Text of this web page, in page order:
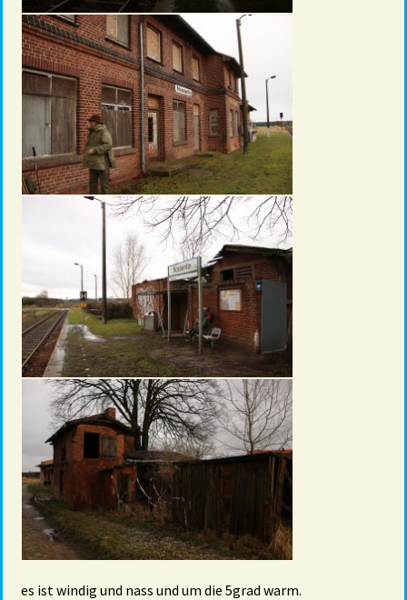
es ist windig und nass und um die 5grad warm.